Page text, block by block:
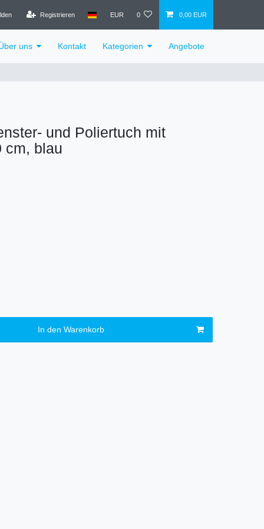
Registrieren EUR 0 0,00 EUR
uns Kontakt Kategorien Angebote
und Poliertuch mit
cm, blau
In den Warenkorb